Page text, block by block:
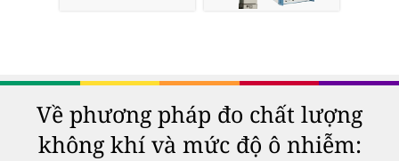
Về phương pháp đo chất lượng
không khí và mức độ ô nhiễm: